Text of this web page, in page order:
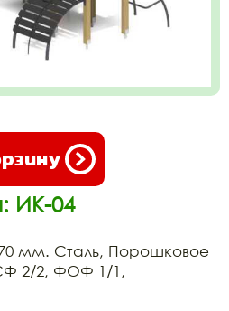
ИК-04
мм. Сталь, Порошковое
2/2, ФОФ 1/1,